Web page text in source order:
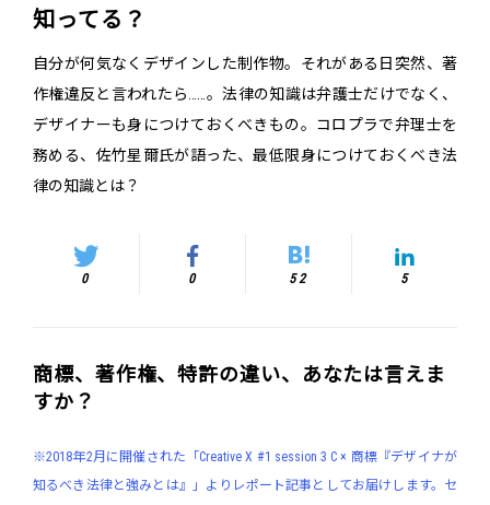
知ってる？
自分が何気なくデザインした制作物。それがある日突然、著
作権違反と言われたら……。法律の知識は弁護士だけでなく、
デザイナーも身につけておくべきもの。コロプラで弁理士を
務める、佐竹星爾氏が語った、最低限身につけておくべき法
律の知識とは？
0 0 52 5
商標、著作権、特許の違い、あなたは言えま
すか？
※2018年2月に開催された「Creative X #1 session 3 C × 商標『デザイナが
知るべき法律と強みとは』」よりレポート記事としてお届けします。セ